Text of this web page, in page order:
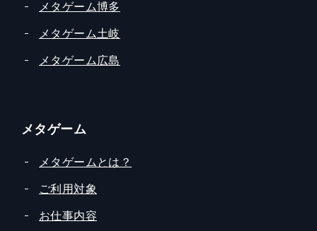
メタゲーム博多
メタゲーム土岐
メタゲーム広島
メタゲーム
メタゲームとは？
ご利用対象
お仕事内容